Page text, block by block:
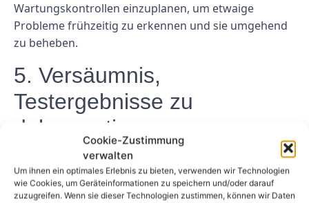
Cookie-Zustimmung
verwalten
Um ihnen ein optimales Erlebnis zu bieten, verwenden wir Technologien
wie Cookies, um Geräteinformationen zu speichern und/oder darauf
zuzugreifen. Wenn sie dieser Technologien zustimmen, können wir Daten
Wartungskontrollen einzuplanen, um etwaige
Probleme frühzeitig zu erkennen und sie umgehend
zu beheben.
5. Versäumnis,
Testergebnisse zu
dokumentieren
Ein weiterer häufiger Fehler besteht darin, die
Testergebnisse nicht ordnungsgemäß zu
dokumentieren. Das Führen detaillierter